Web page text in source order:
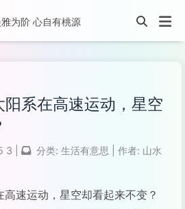
为阶 心自有桃源
阳系在高速运动，星空
3 分类: 生活有意思 作者: 山水
速运动，星空却看起来不变？